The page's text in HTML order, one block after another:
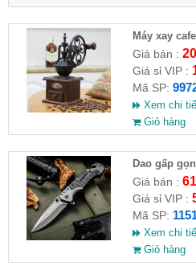
Máy xay
Giá bán :
Giá sỉ VIP :
Mã SP:
Xem chi
Giỏ hàng
Dao gấp
Giá bán :
Giá sỉ VIP :
Mã SP:
Xem chi
Giỏ hàng